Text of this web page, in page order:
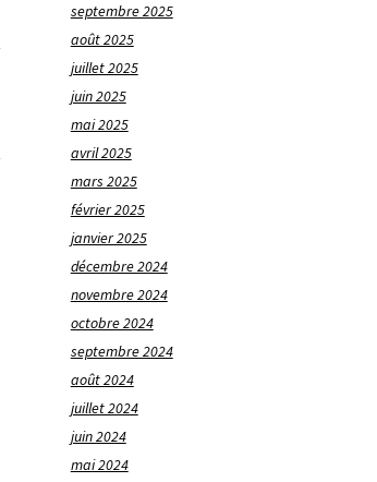
septembre 2025
août 2025
juillet 2025
juin 2025
mai 2025
avril 2025
mars 2025
février 2025
janvier 2025
décembre 2024
novembre 2024
octobre 2024
septembre 2024
août 2024
juillet 2024
juin 2024
mai 2024